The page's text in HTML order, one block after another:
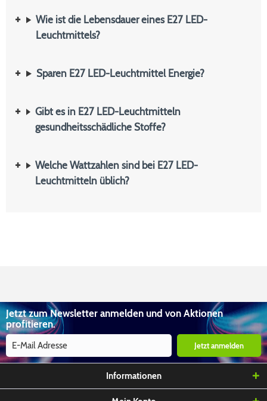
Wie ist die Lebensdauer eines E27 LED-
Leuchtmittels?
Sparen E27 LED-Leuchtmittel Energie?
Gibt es in E27 LED-Leuchtmitteln
gesundheitsschädliche Stoffe?
Welche Wattzahlen sind bei E27 LED-
Leuchtmitteln üblich?
Jetzt zum Newsletter anmelden und von Aktionen
profitieren.
Jetzt anmelden
Informationen